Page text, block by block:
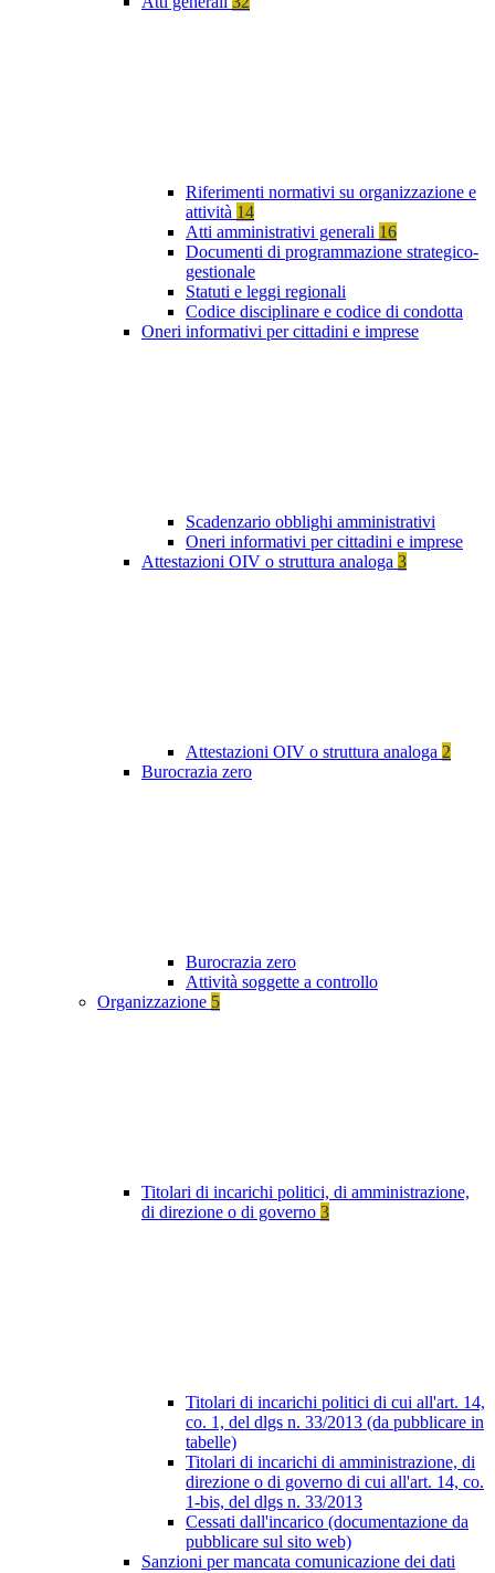
Riferimenti normativi su organizzazione e
attività 14
Atti amministrativi generali 16
Documenti di programmazione strategico-
gestionale
Statuti e leggi regionali
Codice disciplinare e codice di condotta
Oneri informativi per cittadini e imprese
Scadenzario obblighi amministrativi
Oneri informativi per cittadini e imprese
Attestazioni OIV o struttura analoga 3
Attestazioni OIV o struttura analoga 2
Burocrazia zero
Burocrazia zero
Attività soggette a controllo
Organizzazione 5
Titolari di incarichi politici, di amministrazione,
di direzione o di governo 3
Titolari di incarichi politici di cui all'art. 14,
co. 1, del dlgs n. 33/2013 (da pubblicare in
tabelle)
Titolari di incarichi di amministrazione, di
direzione o di governo di cui all'art. 14, co.
1-bis, del dlgs n. 33/2013
Cessati dall'incarico (documentazione da
pubblicare sul sito web)
Sanzioni per mancata comunicazione dei dati